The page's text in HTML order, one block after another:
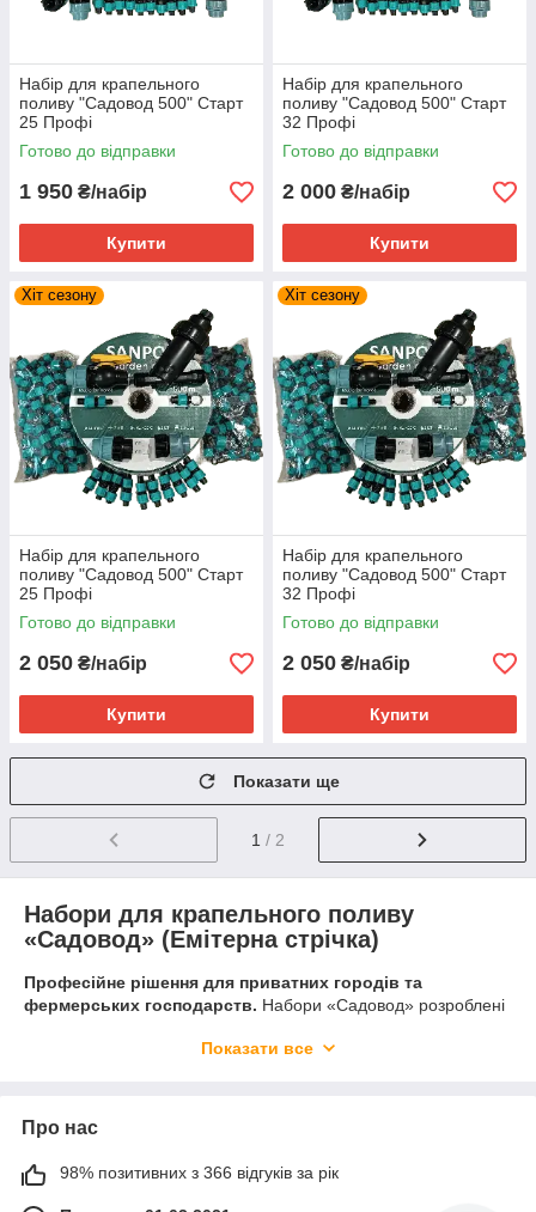
Набір для крапельного
поливу "Садовод 500" Старт
25 Профі
Готово до відправки
1 950 ₴/набір
Купити
Набір для крапельного
поливу "Садовод 500" Старт
32 Профі
Готово до відправки
2 000 ₴/набір
Купити
Хіт сезону
Набір для крапельного
поливу "Садовод 500" Старт
25 Профі
Готово до відправки
2 050 ₴/набір
Купити
Хіт сезону
Набір для крапельного
поливу "Садовод 500" Старт
32 Профі
Готово до відправки
2 050 ₴/набір
Купити
Показати ще
1 / 2
Набори для крапельного поливу
«Садовод» (Емітерна стрічка)
Професійне рішення для приватних городів та
фермерських господарств. Набори «Садовод» розроблені
без зайвих витрат. В основі наборів — високоякісна емітерна
Ми пропонуємо готові комплектації залежно від довжини
мм
Показати все
Про нас
98% позитивних з 366 відгуків за рік